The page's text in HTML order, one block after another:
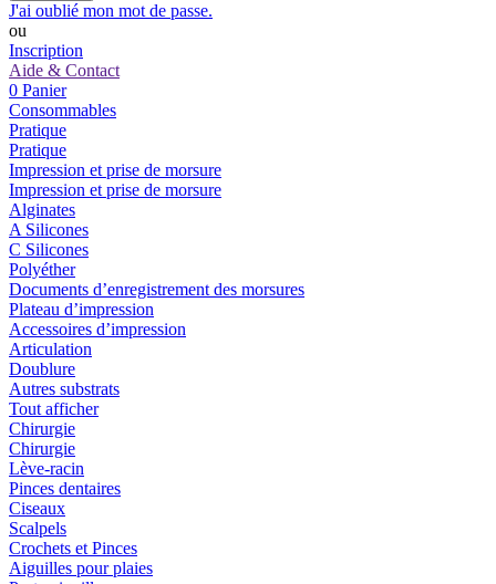
J'ai oublié mon mot de passe.
ou
Inscription
Aide & Contact
0 Panier
Consommables
Pratique
Pratique
Impression et prise de morsure
Impression et prise de morsure
Alginates
A Silicones
C Silicones
Polyéther
Documents d’enregistrement des morsures
Plateau d’impression
Accessoires d’impression
Articulation
Doublure
Autres substrats
Tout afficher
Chirurgie
Chirurgie
Lève-racin
Pinces dentaires
Ciseaux
Scalpels
Crochets et Pinces
Aiguilles pour plaies